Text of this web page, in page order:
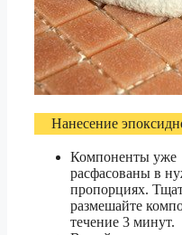
Нанесение
Компоненты уже
расфасованы в
пропорциях.
размешайте
течение 3 минут.